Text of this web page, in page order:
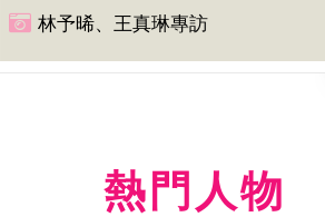
林予晞、王真琳專訪
熱門人物